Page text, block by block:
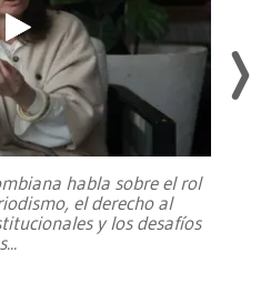
habla sobre el rol
el derecho al
y los desafíos
...